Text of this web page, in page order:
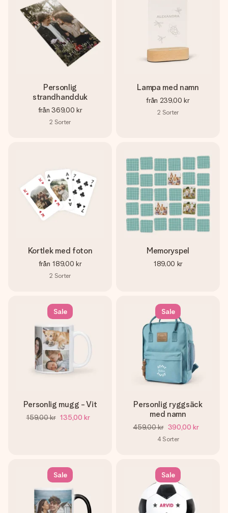
Personlig
strandhandduk
från 369,00 kr
2 Sorter
Lampa med namn
från 239,00 kr
2 Sorter
Kortlek med foton
från 189,00 kr
2 Sorter
Memoryspel
189,00 kr
Sale
Personlig mugg - Vit
159,00 kr 135,00 kr
Sale
Personlig ryggsäck
med namn
459,00 kr 390,00 kr
4 Sorter
Sale Sale